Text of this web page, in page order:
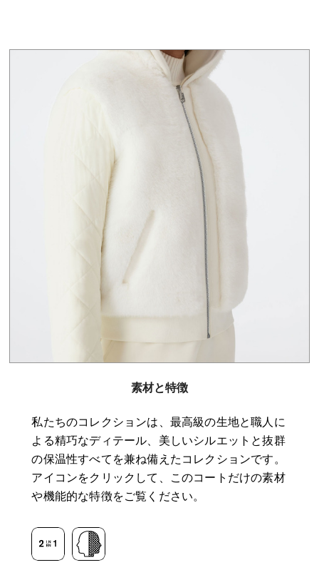
素材と特徴
私たちのコレクションは、最高級の生地と職人に
よる精巧なディテール、美しいシルエットと抜群
の保温性すべてを兼ね備えたコレクションです。
アイコンをクリックして、このコートだけの素材
や機能的な特徴をご覧ください。